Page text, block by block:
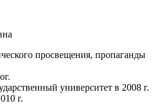
просвещения, пропаганды
университет в 2008 г.
г.